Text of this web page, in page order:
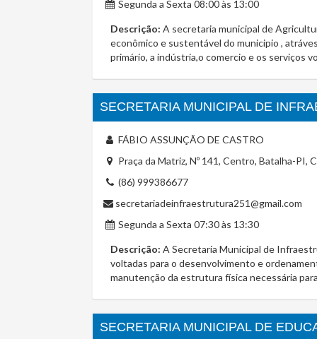
Segunda a Sexta 08:00 às 13:00
Descrição: A secretaria municipal de
econômico e sustentável do municipio ,
primário, a indústria,o comercio e os serviços
SECRETARIA MUNICIPAL DE
FÁBIO ASSUNÇÃO DE CASTRO
Praça da Matriz, Nº 141, Centro, Batalha-PI,
(86) 999386677
secretariadeinfraestrutura251@gmail.com
Segunda a Sexta 07:30 às 13:30
Descrição: A Secretaria Municipal de
voltadas para o desenvolvimento e
manutenção da estrutura física necessária
SECRETARIA MUNICIPAL DE